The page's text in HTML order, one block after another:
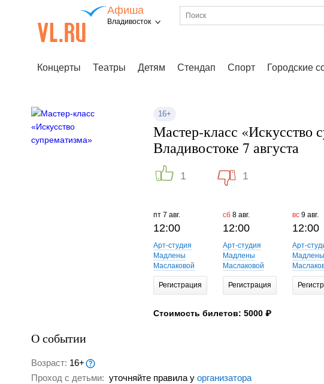
Афиша
Владивосток
Концерты Театры Детям Стендап Спорт Городские
16+
Мастер-класс «Искусство
Владивостоке 7 августа
1 1
пт 7 авг.
12:00
Арт-студия
Мадлены
Маслаковой
Регистрация
сб 8 авг.
12:00
Арт-студия
Мадлены
Маслаковой
Регистрация
вс 9 авг.
12:00
Арт-
Мадлены
Стоимость билетов: 5000 ₽
О событии
Возраст: 16+
Проход с детьми: уточняйте правила у организатора